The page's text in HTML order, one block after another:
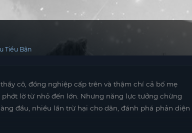
Tiểu Bân
cô, đồng nghiệp cấp trên và thậm chí cả bố mẹ
lờ từ nhỏ đến lớn. Nhưng năng lực tưởng chừng
đầu, nhiều lần trừ hại cho dân, đánh phá phản diện